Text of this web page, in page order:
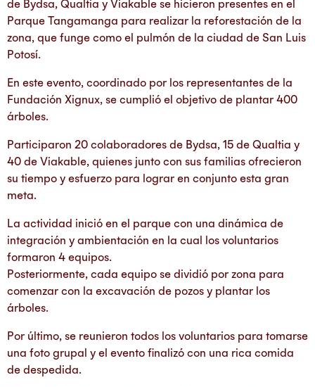
de Bydsa, Qualtia y Viakable se hicieron presentes en el
Parque Tangamanga para realizar la reforestación de la
zona, que funge como el pulmón de la ciudad de San Luis
Potosí.
En este evento, coordinado por los representantes de la
Fundación Xignux, se cumplió el objetivo de plantar 400
árboles.
Participaron 20 colaboradores de Bydsa, 15 de Qualtia y
40 de Viakable, quienes junto con sus familias ofrecieron
su tiempo y esfuerzo para lograr en conjunto esta gran
meta.
La actividad inició en el parque con una dinámica de
integración y ambientación en la cual los voluntarios
formaron 4 equipos.
Posteriormente, cada equipo se dividió por zona para
comenzar con la excavación de pozos y plantar los
árboles.
Por último, se reunieron todos los voluntarios para tomarse
una foto grupal y el evento finalizó con una rica comida
de despedida.